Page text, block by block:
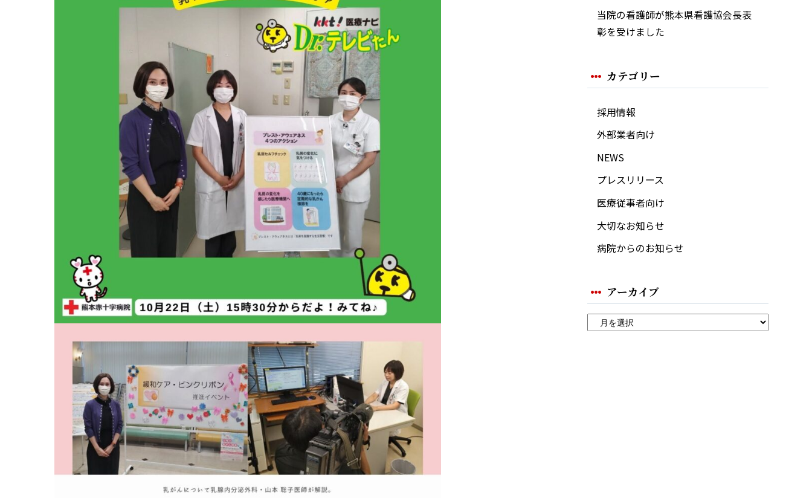
当院の看護師が熊本県看護協会長表
彰を受けました
カテゴリー
採用情報
外部業者向け
NEWS
プレスリリース
医療従事者向け
大切なお知らせ
病院からのお知らせ
アーカイブ